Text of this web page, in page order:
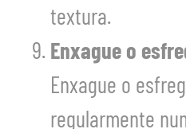
textura.
Enxague o
Enxague o
regularmente